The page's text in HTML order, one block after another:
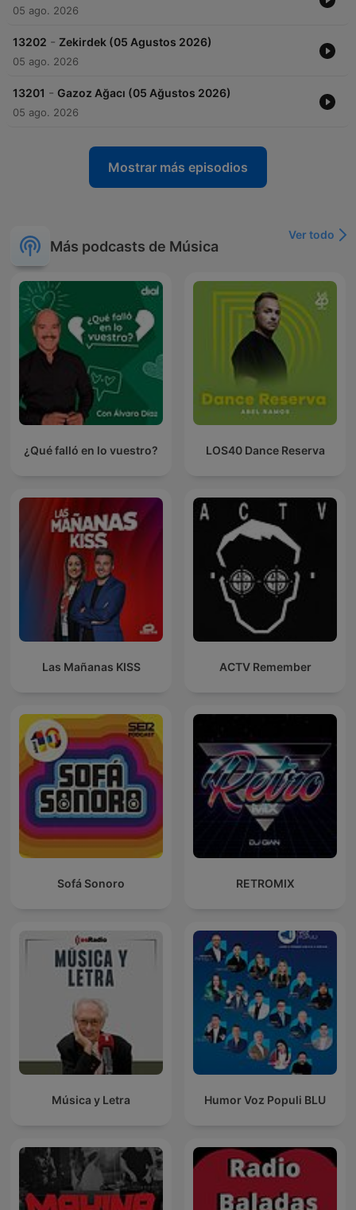
05 ago. 2026
13202 - Zekirdek (05 Agustos 2026)
05 ago. 2026
13201 - Gazoz Ağacı (05 Ağustos 2026)
05 ago. 2026
Mostrar más episodios
Más podcasts de Música
Ver todo
¿Qué falló en lo vuestro? LOS40 Dance Reserva
Las Mañanas KISS ACTV Remember
Sofá Sonoro RETROMIX
Música y Letra Humor Voz Populi BLU